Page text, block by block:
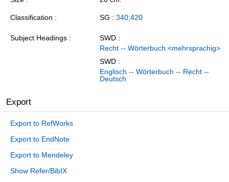
Classification SG : 340;420
Subject Headings
SWD :
Recht -- Wörterbuch <mehrsprachig>
SWD :
Englisch -- Wörterbuch -- Recht --
Deutsch
Export
Export to RefWorks
Export to EndNote
Export to Mendeley
Show Refer/BibIX